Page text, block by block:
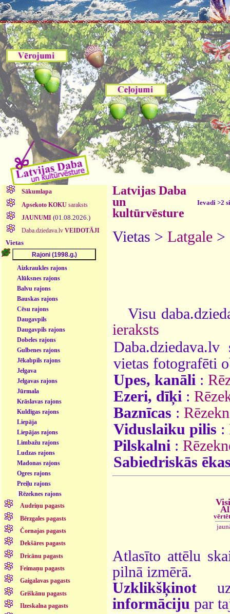
Sākumlapa
Apsekoto KOKUsaraksts
JAUNUMI (01.08.2026.)
Daba.dziedava.lv VEIDOTĀJI
Vietas
Aizkraukles rajons
Alūksnes rajons
Balvu rajons
Bauskas rajons
Cēsu rajons
Daugavpils
Daugavpils rajons
Dobeles rajons
Gulbenes rajons
Jēkabpils rajons
Jelgava
Jelgavas rajons
Jūrmala
Krāslavas rajons
Kuldīgas rajons
Liepāja
Liepājas rajons
Limbažu rajons
Ludzas rajons
Madonas rajons
Ogres rajons
Preiļu rajons
Rēzeknes rajons
Audriņu pagasts
Bērzgales pagasts
Čornajas pagasts
Dekšāres pagasts
Dricānu pagasts
Feimaņu pagasts
Gaigalavas pagasts
Griškānu pagasts
Ilzeskalna pagasts
Latvijas Daba
un
kultūrvēsture
Ievadi >2
Vietas > Latgale >
Visu
ieraksts
vietas fotografēti
Upes, kanāli :
Ezeri, dīķi :
Baznīcas :
Viduslaiku pilis :
Pilskalni :
Sabiedriskās
Atlasīto attēlu
pilnā izmērā.
Uzklikšķinot
informāciju par